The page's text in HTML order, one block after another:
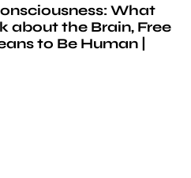
What
about the Brain, Free
to Be Human |